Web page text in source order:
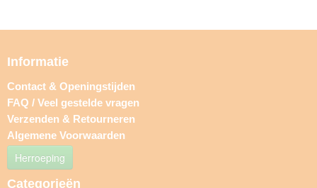
Informatie
Contact & Openingstijden
FAQ / Veel gestelde vragen
Verzenden & Retourneren
Algemene Voorwaarden
Herroeping
Categorieën